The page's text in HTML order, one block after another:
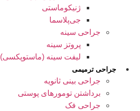
ژنیکوماستی
جی‌پلاسما
جراحی سینه
پروتز سینه
لیفت سینه (ماستوپکسی)
جراحی ترمیمی
جراحی بینی ثانویه
برداشتن تومورهای پوستی
جراحی فک